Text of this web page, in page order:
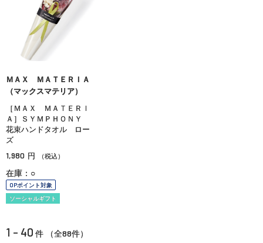
ＭＡＸ ＭＡＴＥＲＩＡ
（マックスマテリア）
［ＭＡＸ ＭＡＴＥＲＩ
Ａ］ＳＹＭＰＨＯＮＹ
花束ハンドタオル ロー
ズ
1,980 円 （税込）
在庫：○
OPポイント対象
ソーシャルギフト
1 - 40 件 （全88件）